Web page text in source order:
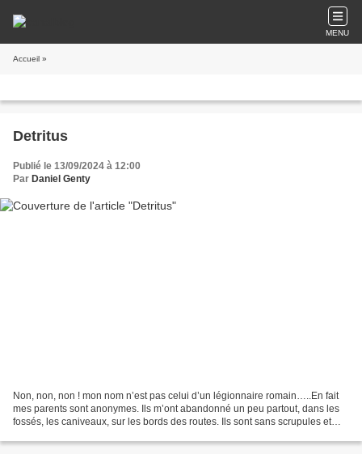
MENU
Accueil »
Detritus
Publié le 13/09/2024 à 12:00
Par Daniel Genty
Non, non, non ! mon nom n’est pas celui d’un légionnaire romain…..En fait
mes parents sont anonymes. Ils m’ont abandonné un peu partout, dans les
fossés, les caniveaux, sur les bords des routes. Ils sont sans scrupules et